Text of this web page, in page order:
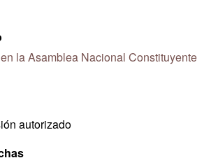
la Asamblea Nacional Constituyente
autorizado